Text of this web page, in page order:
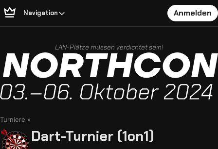
Navigation Anmelden
LAN-Plätze müssen verdichtet sein!
Turniere
Dart-Turnier (1on1)